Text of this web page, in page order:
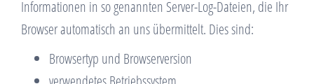
Informationen in so genannten Server-Log-Dateien, die Ihr
Browser automatisch an uns übermittelt. Dies sind:
Browsertyp und Browserversion